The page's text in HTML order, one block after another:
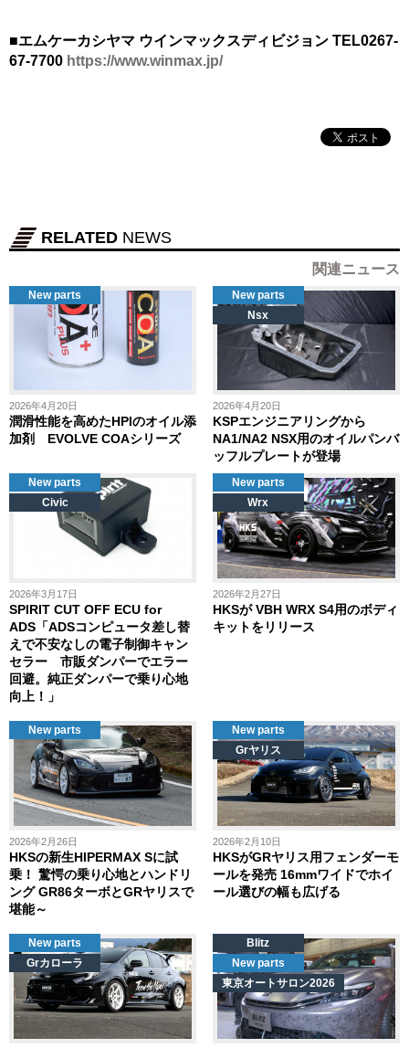
■エムケーカシヤマ ウインマックスディビジョン TEL0267-
67-7700 https://www.winmax.jp/
RELATED NEWS
関連ニュース
2026年4月20日
潤滑性能を高めたHPIのオイル添
加剤 EVOLVE COAシリーズ
New parts
2026年4月20日
KSPエンジニアリングから
NA1/NA2 NSX用のオイルパンバ
ッフルプレートが登場
New parts
Nsx
2026年3月17日
SPIRIT CUT OFF ECU for
ADS「ADSコンピュータ差し替
えで不安なしの電子制御キャン
セラー 市販ダンパーでエラー
回避。純正ダンパーで乗り心地
向上！」
New parts
Civic
2026年2月27日
HKSが VBH WRX S4用のボディ
キットをリリース
New parts
Wrx
2026年2月26日
HKSの新生HIPERMAX Sに試
乗！ 驚愕の乗り心地とハンドリ
ング GR86ターボとGRヤリスで
堪能～
New parts
2026年2月10日
HKSがGRヤリス用フェンダーモ
ールを発売 16mmワイドでホイ
ール選びの幅も広げる
New parts
Grヤリス
New parts
Grカローラ
Blitz
New parts
東京オートサロン2026